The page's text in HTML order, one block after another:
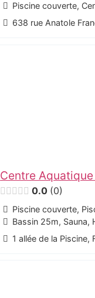
Piscine couverte,
638 rue Anatole
Centre
0.0 0
Piscine couverte,
Bassin 25m, Sauna,
1 allée de la